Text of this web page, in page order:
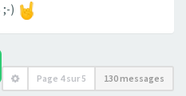
;-)
Page 4sur5 130 messages